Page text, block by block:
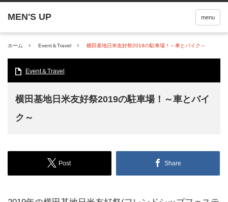
menu
ホーム Event＆Travel 横田基地日米友好祭2019の駐車場！～車とバイク～
Event＆Travel
横田基地日米友好祭2019の駐車場！～車とバイ
ク～
Post Share